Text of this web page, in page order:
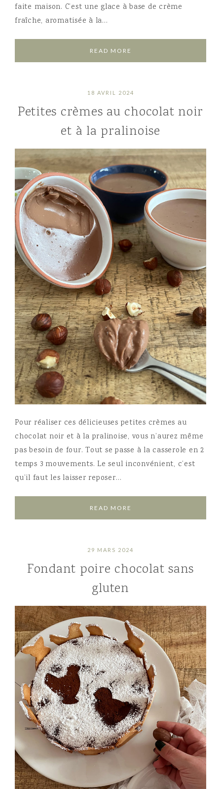
faite maison. C’est une glace à base de crème
fraîche, aromatisée à la…
READ MORE
18 AVRIL 2024
Petites crèmes au chocolat noir
et à la pralinoise
Pour réaliser ces délicieuses petites crèmes au
chocolat noir et à la pralinoise, vous n’aurez même
pas besoin de four. Tout se passe à la casserole en 2
temps 3 mouvements. Le seul inconvénient, c’est
qu’il faut les laisser reposer…
READ MORE
29 MARS 2024
Fondant poire chocolat sans
gluten